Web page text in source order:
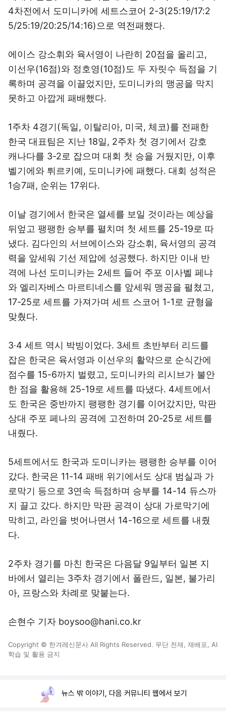
4차전에서 도미니카에 세트스코어 2-3(25:19/17:2
5/25:19/20:25/14:16)으로 역전패했다.
에이스 강소휘와 육서영이 나란히 20점을 올리고,
이선우(16점)와 정호영(10점)도 두 자릿수 득점을 기
록하며 공격을 이끌었지만, 도미니카의 맹공을 막지
못하고 아깝게 패배했다.
1주차 4경기(독일, 이탈리아, 미국, 체코)를 전패한
한국 대표팀은 지난 18일, 2주차 첫 경기에서 강호
캐나다를 3-2로 잡으며 대회 첫 승을 거뒀지만, 이후
벨기에와 튀르키예, 도미니카에 패했다. 대회 성적은
1승7패, 순위는 17위다.
이날 경기에서 한국은 열세를 보일 것이라는 예상을
뒤엎고 팽팽한 승부를 펼치며 첫 세트를 25-19로 따
냈다. 김다인의 서브에이스와 강소휘, 육서영의 공격
력을 앞세워 기선 제압에 성공했다. 하지만 이내 반
격에 나선 도미니카는 2세트 들어 주포 이사벨 페냐
와 엘리자베스 마르티네스를 앞세워 맹공을 펼쳤고,
17-25로 세트를 가져가며 세트 스코어 1-1로 균형을
맞췄다.
3·4 세트 역시 박빙이었다. 3세트 초반부터 리드를
잡은 한국은 육서영과 이선우의 활약으로 순식간에
점수를 15-6까지 벌렸고, 도미니카의 리시브가 불안
한 점을 활용해 25-19로 세트를 따냈다. 4세트에서
도 한국은 중반까지 팽팽한 경기를 이어갔지만, 막판
상대 주포 페나의 공격에 고전하며 20-25로 세트를
내줬다.
5세트에서도 한국과 도미니카는 팽팽한 승부를 이어
갔다. 한국은 11-14 패배 위기에서도 상대 범실과 가
로막기 등으로 3연속 득점하며 승부를 14-14 듀스까
지 끌고 갔다. 하지만 막판 공격이 상대 가로막기에
막히고, 라인을 벗어나면서 14-16으로 세트를 내줬
다.
2주차 경기를 마친 한국은 다음달 9일부터 일본 지
바에서 열리는 3주차 경기에서 폴란드, 일본, 불가리
아, 프랑스와 차례로 맞붙는다.
손현수 기자 boysoo@hani.co.kr
Copyright © 한겨레신문사 All Rights Reserved. 무단 전재, 재배포, AI
학습 및 활용 금지
뉴스 밖 이야기, 다음 커뮤니티 웹에서 보기